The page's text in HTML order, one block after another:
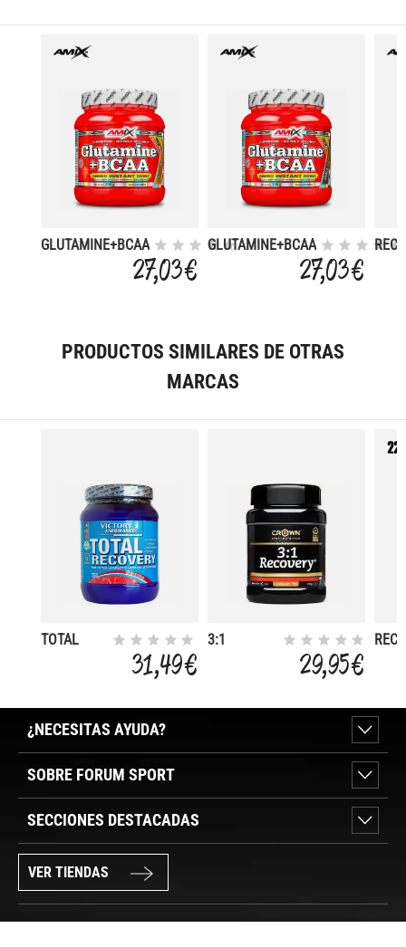
GLUTAMINE+BCAA
27,03 €
GLUTAMINE+BCAA
27,03 €
PRODUCTOS SIMILARES DE OTRAS
MARCAS
TOTAL
31,49 €
3:1
29,95 €
¿NECESITAS AYUDA?
SOBRE FORUM SPORT
SECCIONES DESTACADAS
VER TIENDAS